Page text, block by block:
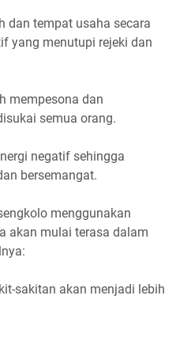
dan tempat usaha secara
yang menutupi rejeki dan
mempesona dan
semua orang.
negatif sehingga
bersemangat.
menggunakan
akan mulai terasa dalam
sakitan akan menjadi lebih